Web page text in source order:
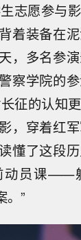
志愿参与
着装备在
，多名参
察学院的
征的认知
，穿着红
懂了这段
动员课——
。”